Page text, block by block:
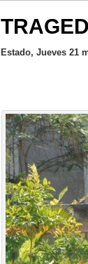
Estado, Jueves 21